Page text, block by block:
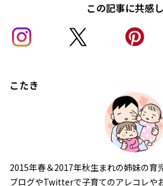
この記事に共感
こたき
2015年春＆2017年秋生まれの姉妹の育
ブログやTwitterで子育てのアレコレや